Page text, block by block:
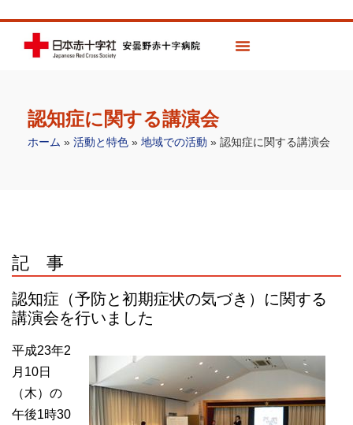
認知症に関する講演会
ホーム » 活動と特色 » 地域での活動 » 認知症に関する講演会
記 事
認知症（予防と初期症状の気づき）に関する
講演会を行いました
平成23年2
月10日
（木）の
午後1時30